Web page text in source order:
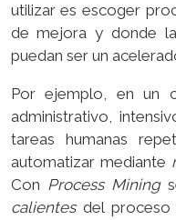
utilizar es escoger
de mejora y donde
puedan ser un
Por ejemplo, en un
administrativo,
tareas humanas
automatizar mediante
Con Process Mining
calientesdel proceso